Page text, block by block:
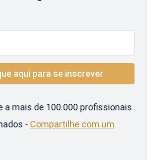
a mais de 100.000 profissionais
- Compartilhe com um